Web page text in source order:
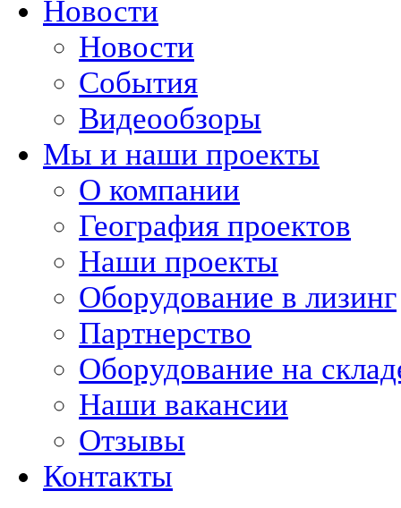
Новости
Новости
События
Видеообзоры
Мы и наши проекты
О компании
География проектов
Наши проекты
Оборудование в лизинг
Партнерство
Оборудование на
Наши вакансии
Отзывы
Контакты